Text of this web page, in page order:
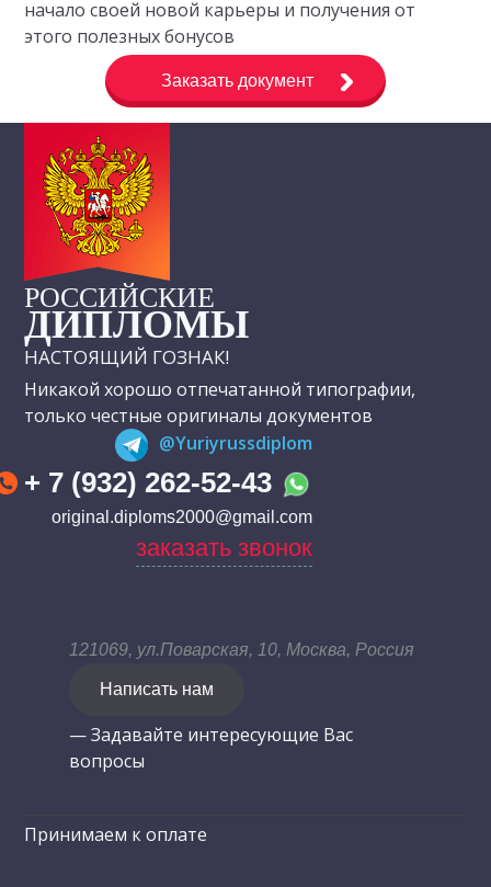
начало своей новой карьеры и получения от
этого полезных бонусов
Заказать документ
РОССИЙСКИЕ
ДИПЛОМЫ
НАСТОЯЩИЙ ГОЗНАК!
Никакой хорошо отпечатанной типографии,
только честные оригиналы документов
@Yuriyrussdiplom
+ 7 (932) 262-52-43
original.diploms2000@gmail.com
заказать звонок
121069, ул.Поварская, 10, Москва, Россия
Написать нам
— Задавайте интересующие Вас
вопросы
Принимаем к оплате